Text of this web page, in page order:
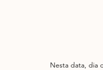
Nesta data, dia